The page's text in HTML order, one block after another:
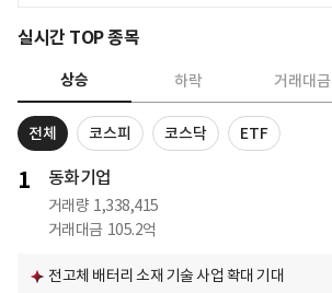
실시간 TOP 종목
상승 하락 거래대금
전체 코스피 코스닥 ETF
1 동화기업
거래량 1,338,415
거래대금 105.2억
전고체 배터리 소재 기술 사업 확대 기대